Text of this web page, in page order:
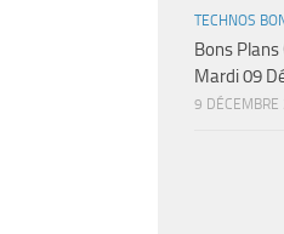
TECHNOS
Bons
Mardi 09
9